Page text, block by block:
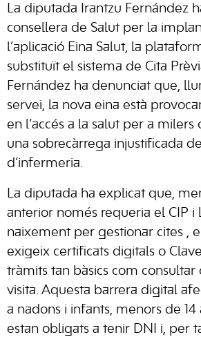
La diputada Irantzu Fernández
consellera de Salut per la
l’aplicació Eina Salut, la
substituït el sistema de Cita
Fernández ha denunciat que,
servei, la nova eina està
en l’accés a la salut per a milers
una sobrecàrrega injustificada
d’infermeria.
La diputada ha explicat que,
anterior només requeria el CIP i
naixement per gestionar cites ,
exigeix certificats digitals o
tràmits tan bàsics com consultar
visita. Aquesta barrera digital
a nadons i infants, menors de
estan obligats a tenir DNI i, per